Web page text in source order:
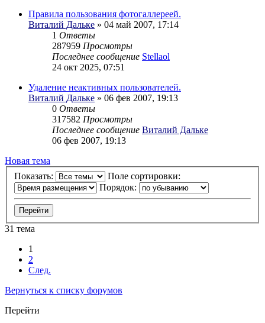
Правила пользования фотогаллереей.
Виталий Дальке » 04 май 2007, 17:14
1 Ответы
287959 Просмотры
Последнее сообщение Stellaol
24 окт 2025, 07:51
Удаление неактивных пользователей.
Виталий Дальке » 06 фев 2007, 19:13
0 Ответы
317582 Просмотры
Последнее сообщение Виталий Дальке
06 фев 2007, 19:13
Новая тема
Показать:
Поле сортировки:
Порядок:
31 тема
1
2
След.
Вернуться к списку форумов
Перейти